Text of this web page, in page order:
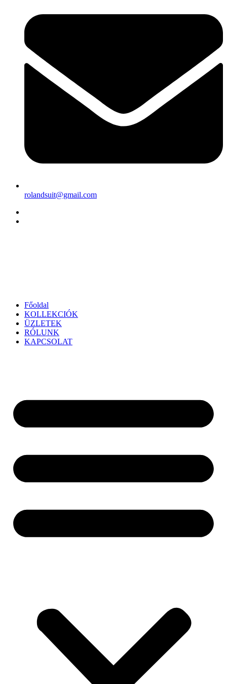
rolandsuit@gmail.com
Főoldal
KOLLEKCIÓK
ÜZLETEK
RÓLUNK
KAPCSOLAT